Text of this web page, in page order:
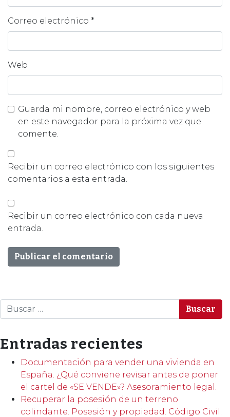
Correo electrónico *
Web
Guarda mi nombre, correo electrónico y web
en este navegador para la próxima vez que
comente.
Recibir un correo electrónico con los siguientes
comentarios a esta entrada.
Recibir un correo electrónico con cada nueva
entrada.
Buscar
Entradas recientes
Documentación para vender una vivienda en
España. ¿Qué conviene revisar antes de poner
el cartel de «SE VENDE»? Asesoramiento legal.
Recuperar la posesión de un terreno
colindante. Posesión y propiedad. Código Civil.